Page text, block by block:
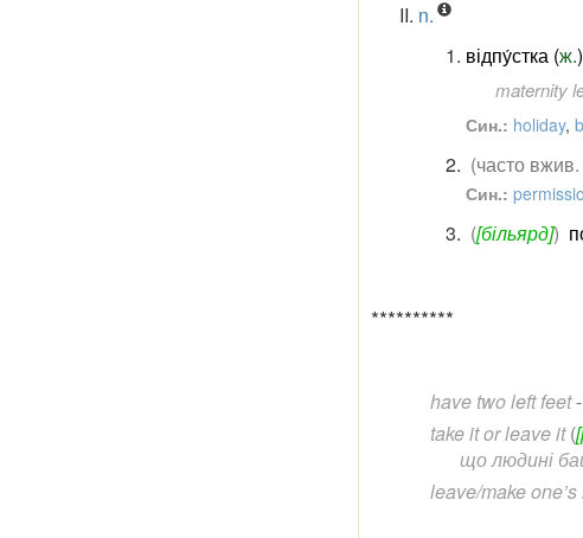
n.
відпу́стка (ж.)
maternity
Син.: holiday,
(часто вжив.
Син.:
([більярд])
**********
have two left feet-
take it or leave it(
що людині
leave/make